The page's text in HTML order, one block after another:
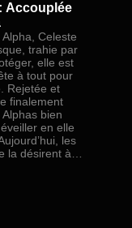
Accouplée
Celeste
trahie par
elle est
à tout pour
Rejetée et
finalement
bien
en elle
les
la désirent à